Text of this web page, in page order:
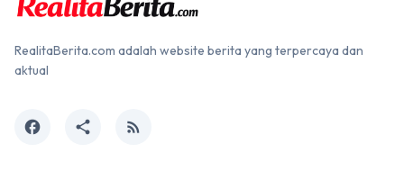
RealitaBerita.com adalah website berita yang terpercaya dan
aktual
facebook share rss_feed